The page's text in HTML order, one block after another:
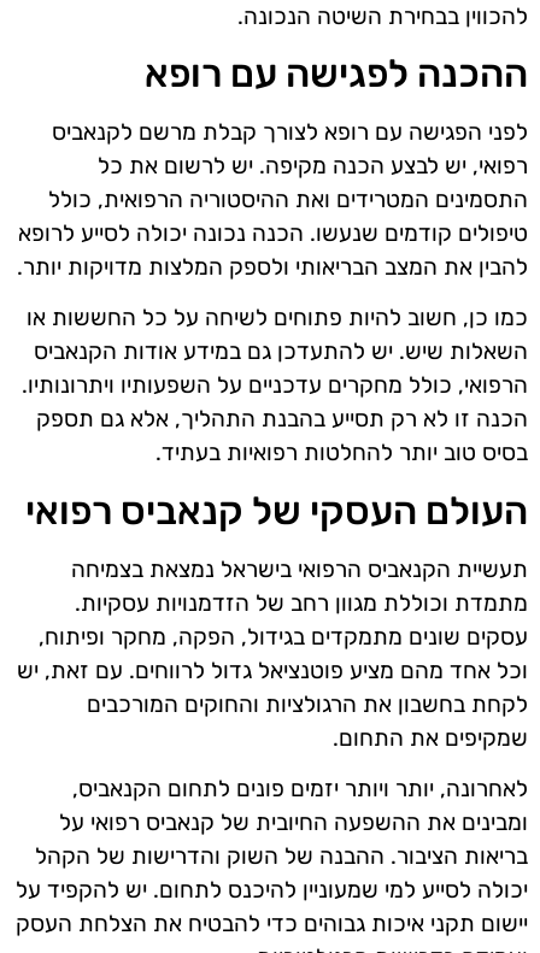
להכווין בבחירת השיטה הנכונה.
ההכנה לפגישה עם רופא
לפני הפגישה עם רופא לצורך קבלת מרשם לקנאביס
רפואי, יש לבצע הכנה מקיפה. יש לרשום את כל
התסמינים המטרידים ואת ההיסטוריה הרפואית, כולל
טיפולים קודמים שנעשו. הכנה נכונה יכולה לסייע לרופא
להבין את המצב הבריאותי ולספק המלצות מדויקות יותר.
כמו כן, חשוב להיות פתוחים לשיחה על כל החששות או
השאלות שיש. יש להתעדכן גם במידע אודות הקנאביס
הרפואי, כולל מחקרים עדכניים על השפעותיו ויתרונותיו.
הכנה זו לא רק תסייע בהבנת התהליך, אלא גם תספק
בסיס טוב יותר להחלטות רפואיות בעתיד.
העולם העסקי של קנאביס רפואי
תעשיית הקנאביס הרפואי בישראל נמצאת בצמיחה
מתמדת וכוללת מגוון רחב של הזדמנויות עסקיות.
עסקים שונים מתמקדים בגידול, הפקה, מחקר ופיתוח,
וכל אחד מהם מציע פוטנציאל גדול לרווחים. עם זאת, יש
לקחת בחשבון את הרגולציות והחוקים המורכבים
שמקיפים את התחום.
לאחרונה, יותר ויותר יזמים פונים לתחום הקנאביס,
ומבינים את ההשפעה החיובית של קנאביס רפואי על
בריאות הציבור. ההבנה של השוק והדרישות של הקהל
יכולה לסייע למי שמעוניין להיכנס לתחום. יש להקפיד על
יישום תקני איכות גבוהים כדי להבטיח את הצלחת העסק